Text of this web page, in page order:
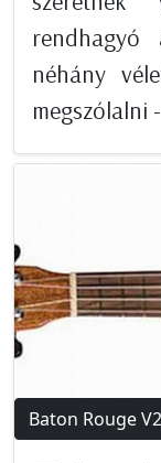
néhány
megszólalni
Baton Rouge